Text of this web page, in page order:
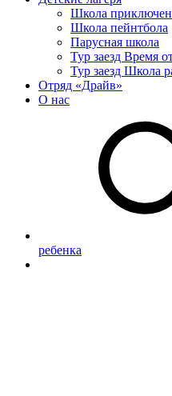
Школа
Школа пейнтбола
Парусная школа
Тур заезд Время
Тур заезд Школа
Отряд «Драйв»
О нас
ребенка